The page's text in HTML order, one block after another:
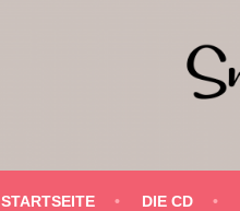
STARTSEITE DIE CD